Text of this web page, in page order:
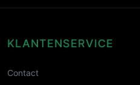
KLANTENSERVICE
Contact